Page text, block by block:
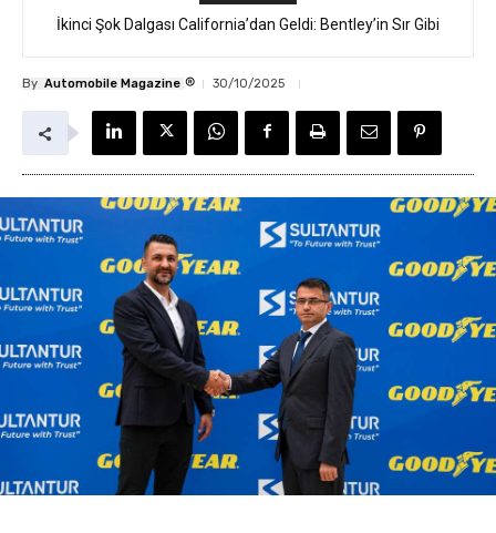
İkinci Şok Dalgası California’dan Geldi: Bentley’in Sır Gibi
By Automobile Magazine ® 30/10/2025